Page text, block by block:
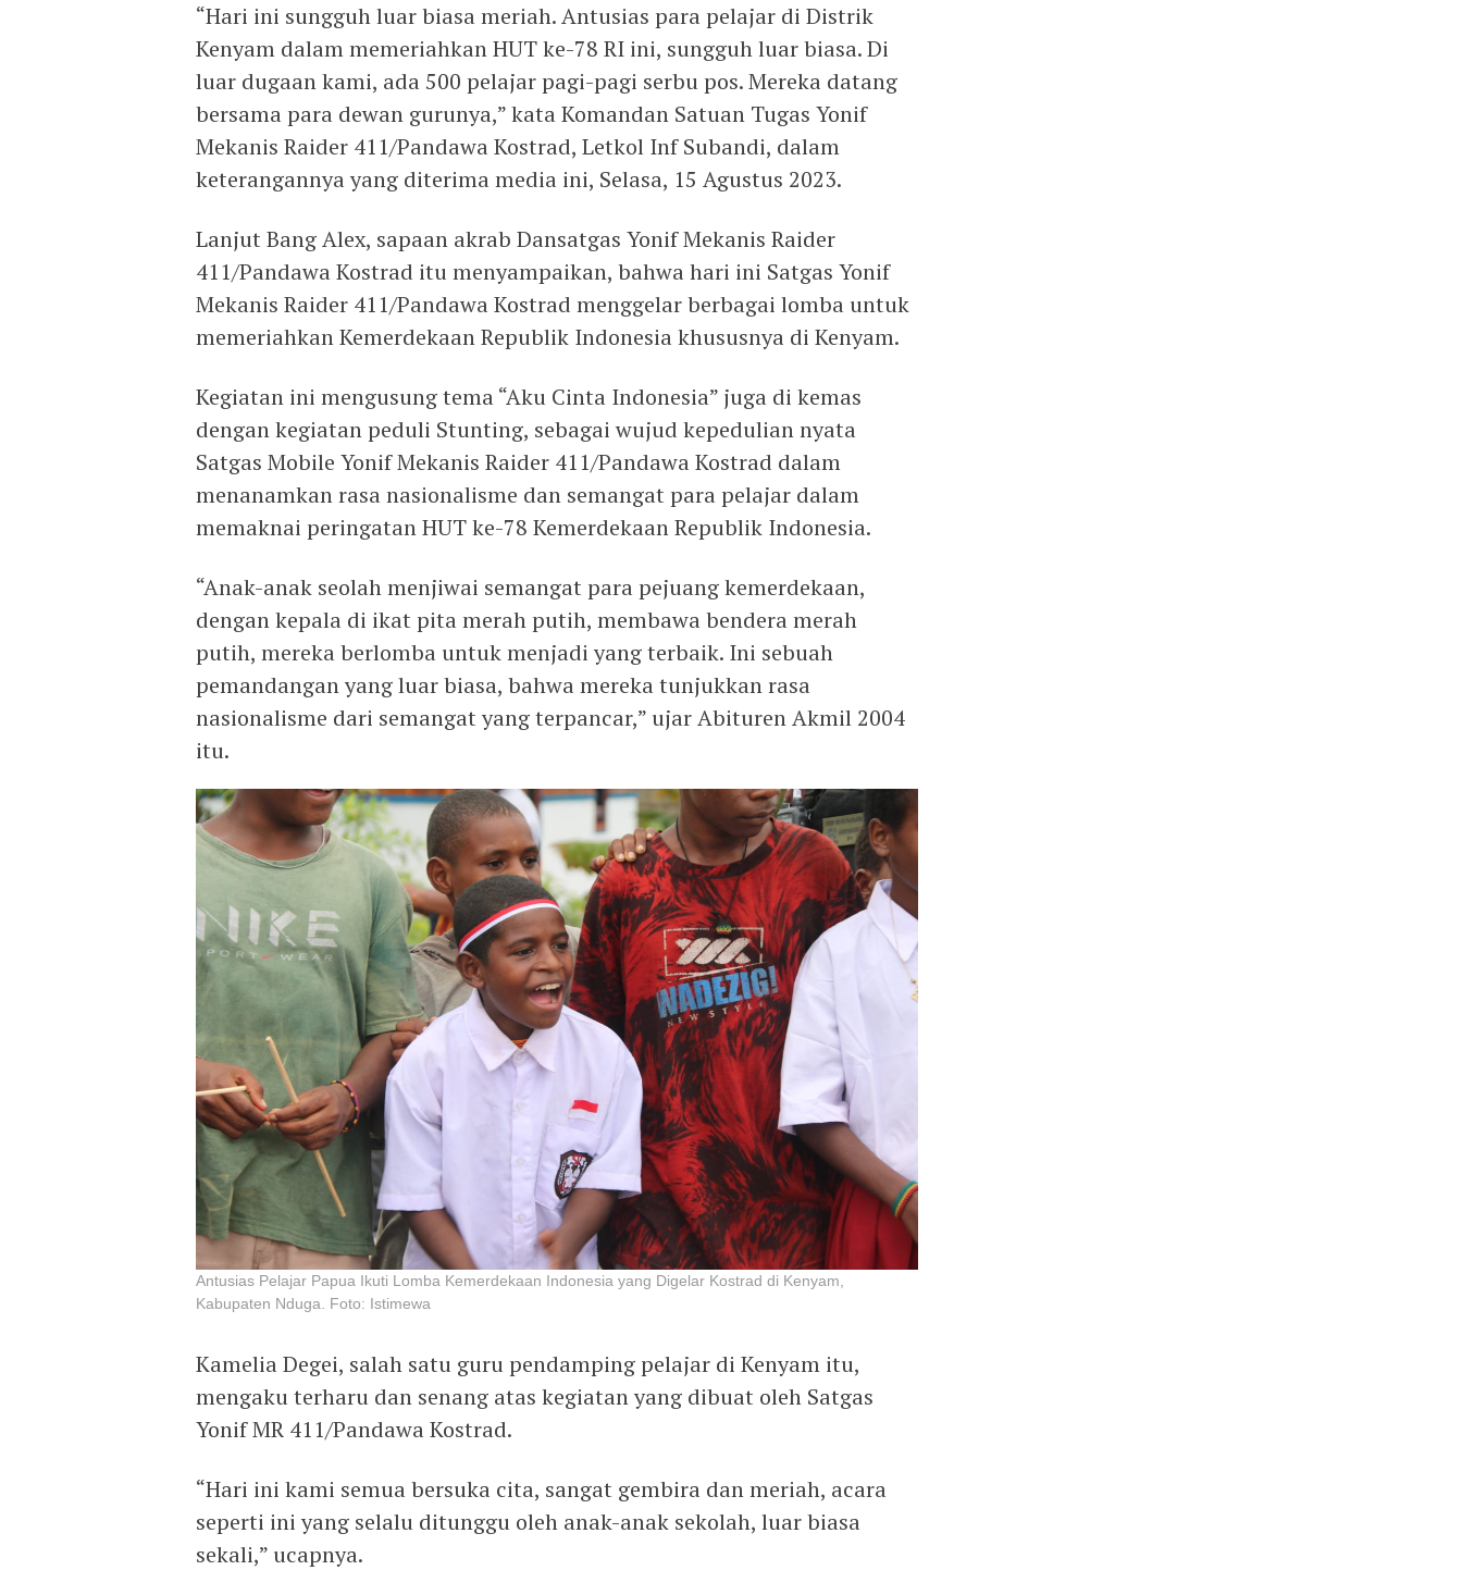
“Hari ini sungguh luar biasa meriah. Antusias para pelajar di Distrik
Kenyam dalam memeriahkan HUT ke-78 RI ini, sungguh luar biasa. Di
luar dugaan kami, ada 500 pelajar pagi-pagi serbu pos. Mereka datang
bersama para dewan gurunya,” kata Komandan Satuan Tugas Yonif
Mekanis Raider 411/Pandawa Kostrad, Letkol Inf Subandi, dalam
keterangannya yang diterima media ini, Selasa, 15 Agustus 2023.
Lanjut Bang Alex, sapaan akrab Dansatgas Yonif Mekanis Raider
411/Pandawa Kostrad itu menyampaikan, bahwa hari ini Satgas Yonif
Mekanis Raider 411/Pandawa Kostrad menggelar berbagai lomba untuk
memeriahkan Kemerdekaan Republik Indonesia khususnya di Kenyam.
Kegiatan ini mengusung tema “Aku Cinta Indonesia” juga di kemas
dengan kegiatan peduli Stunting, sebagai wujud kepedulian nyata
Satgas Mobile Yonif Mekanis Raider 411/Pandawa Kostrad dalam
menanamkan rasa nasionalisme dan semangat para pelajar dalam
memaknai peringatan HUT ke-78 Kemerdekaan Republik Indonesia.
“Anak-anak seolah menjiwai semangat para pejuang kemerdekaan,
dengan kepala di ikat pita merah putih, membawa bendera merah
putih, mereka berlomba untuk menjadi yang terbaik. Ini sebuah
pemandangan yang luar biasa, bahwa mereka tunjukkan rasa
nasionalisme dari semangat yang terpancar,” ujar Abituren Akmil 2004
itu.
Antusias Pelajar Papua Ikuti Lomba Kemerdekaan Indonesia yang Digelar Kostrad di Kenyam,
Kabupaten Nduga. Foto: Istimewa
Kamelia Degei, salah satu guru pendamping pelajar di Kenyam itu,
mengaku terharu dan senang atas kegiatan yang dibuat oleh Satgas
Yonif MR 411/Pandawa Kostrad.
“Hari ini kami semua bersuka cita, sangat gembira dan meriah, acara
seperti ini yang selalu ditunggu oleh anak-anak sekolah, luar biasa
sekali,” ucapnya.